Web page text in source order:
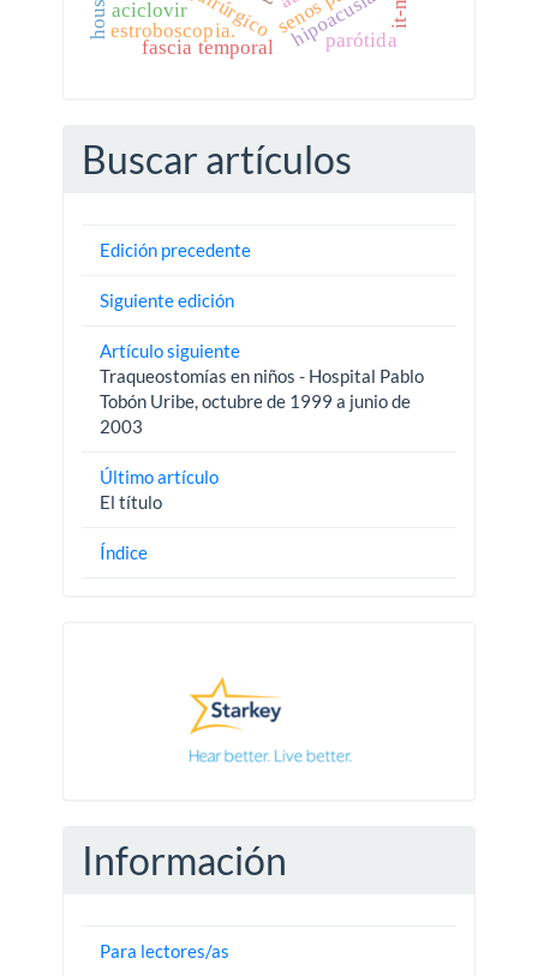
hipoacusia.
fascia temporal
estroboscopia.
aciclovir
parótida
Buscar artículos
Edición precedente
Siguiente edición
Artículo siguiente
Traqueostomías en niños - Hospital Pablo
Tobón Uribe, octubre de 1999 a junio de
2003
Último artículo
El título
Índice
Información
Para lectores/as